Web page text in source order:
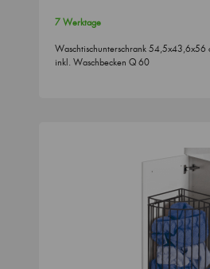
7 Werktage
Waschtischunterschrank 54,5x43,6x56
inkl. Waschbecken Q 60